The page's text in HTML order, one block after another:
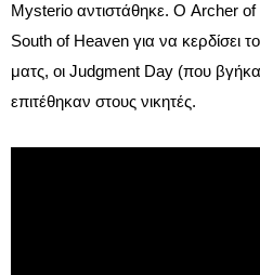
Mysterio αντιστάθηκε. Ο Archer
South of Heaven για να κερδίσει
ματς, οι Judgment Day (που
επιτέθηκαν στους νικητές.